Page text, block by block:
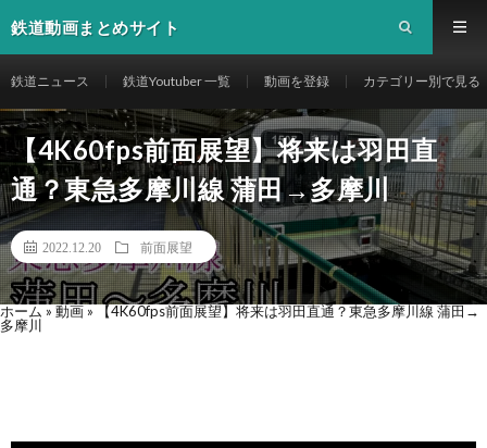
鉄道動画まとめサイト
鉄道ニュース 鉄道Youtuber 一覧 動画を登録 カテゴリー別で見る
【4K60fps前面展望】将来は羽田直
通？東急多摩川線 蒲田→多摩川
2022.12.20 前面展望
ホーム » 動画 » 【4K60fps前面展望】将来は羽田直通？東急多摩川線 蒲田→
多摩川